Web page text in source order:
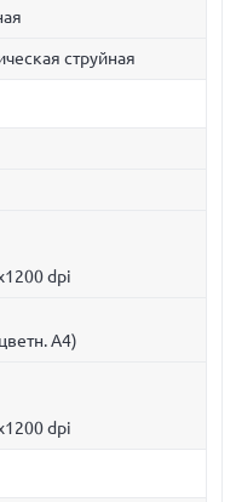
струйная
dpi
А4)
dpi